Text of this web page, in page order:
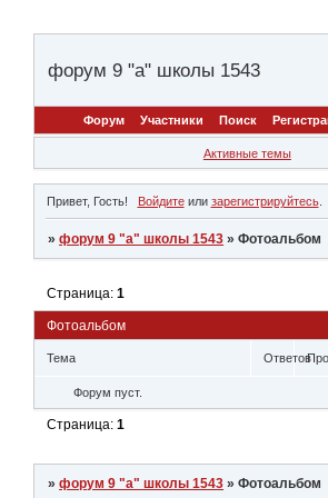
форум 9 "а" школы 1543
Форум Участники Поиск
Активные темы
Привет, Гость! Войдитеили зарегистрируйтесь.
»форум 9 "а" школы 1543 »Фотоальбом
Фотоальбом
Страница:1
Тема Ответов
Форум пуст.
Страница:1
»форум 9 "а" школы 1543 »Фотоальбом